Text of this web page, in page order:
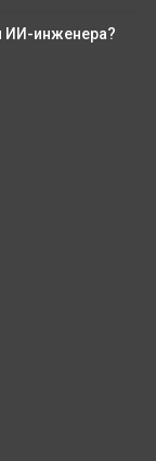
ИИ-инженера?